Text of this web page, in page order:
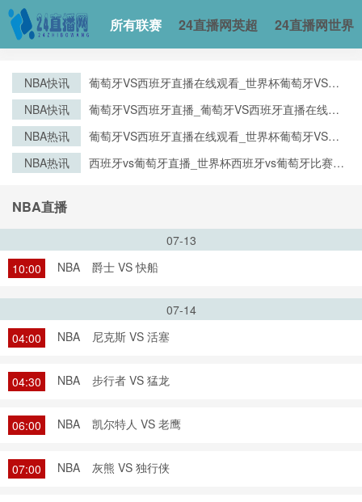
所有联赛 24直播网英超 24直播网世界
NBA快讯
葡萄牙VS西班牙直播在线观看_世界杯葡萄牙VS西
NBA快讯
葡萄牙VS西班牙直播_葡萄牙VS西班牙直播在线观
NBA热讯
葡萄牙VS西班牙直播在线观看_世界杯葡萄牙VS西
NBA热讯
西班牙vs葡萄牙直播_世界杯西班牙vs葡萄牙比赛直
NBA直播
07-13
10:00
NBA 爵士 VS 快船
07-14
04:00
NBA 尼克斯 VS 活塞
04:30 NBA 步行者 VS 猛龙
06:00 NBA 凯尔特人 VS 老鹰
07:00 NBA 灰熊 VS 独行侠